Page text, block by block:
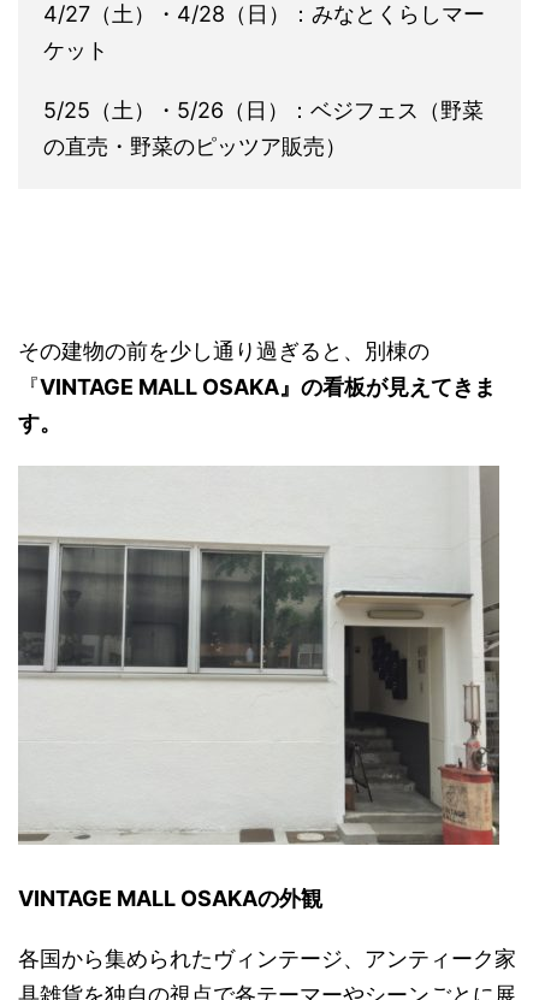
4/27（土）・4/28（日）：みなとくらしマー
ケット
5/25（土）・5/26（日）：ベジフェス（野菜
の直売・野菜のピッツア販売）
その建物の前を少し通り過ぎると、別棟の
『VINTAGE MALL OSAKA』の看板が見えてきま
す。
VINTAGE MALL OSAKAの外観
各国から集められたヴィンテージ、アンティーク家